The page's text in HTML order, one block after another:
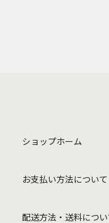
ショップホーム
お支払い方法について
配送方法・送料につい